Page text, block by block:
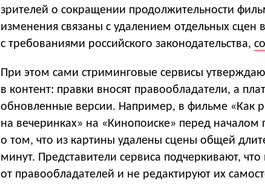
зрителей о сокращении продолжительности
изменения связаны с удалением отдельных сцен
с требованиями российского законодательства,
При этом сами стриминговые сервисы
в контент: правки вносят правообладатели, а
обновленные версии. Например, в фильме «Как
на вечеринках» на «Кинопоиске» перед началом
о том, что из картины удалены сцены общей
минут. Представители сервиса подчеркивают,
от правообладателей и не редактируют их